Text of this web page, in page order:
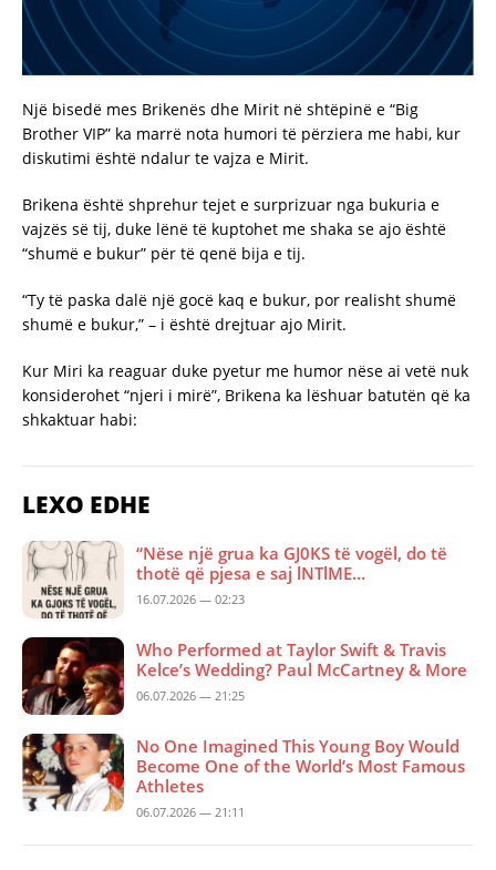
Një bisedë mes Brikenës dhe Mirit në shtëpinë e “Big
Brother VIP” ka marrë nota humori të përziera me habi, kur
diskutimi është ndalur te vajza e Mirit.
Brikena është shprehur tejet e surprizuar nga bukuria e
vajzës së tij, duke lënë të kuptohet me shaka se ajo është
“shumë e bukur” për të qenë bija e tij.
“Ty të paska dalë një gocë kaq e bukur, por realisht shumë
shumë e bukur,” – i është drejtuar ajo Mirit.
Kur Miri ka reaguar duke pyetur me humor nëse ai vetë nuk
konsiderohet “njeri i mirë”, Brikena ka lëshuar batutën që ka
shkaktuar habi:
LEXO EDHE
“Nëse një grua ka GJ0KS të vogël, do të
thotë që pjesa e saj lNTlME…
16.07.2026 — 02:23
Who Performed at Taylor Swift & Travis
Kelce’s Wedding? Paul McCartney & More
06.07.2026 — 21:25
No One Imagined This Young Boy Would
Become One of the World’s Most Famous
Athletes
06.07.2026 — 21:11